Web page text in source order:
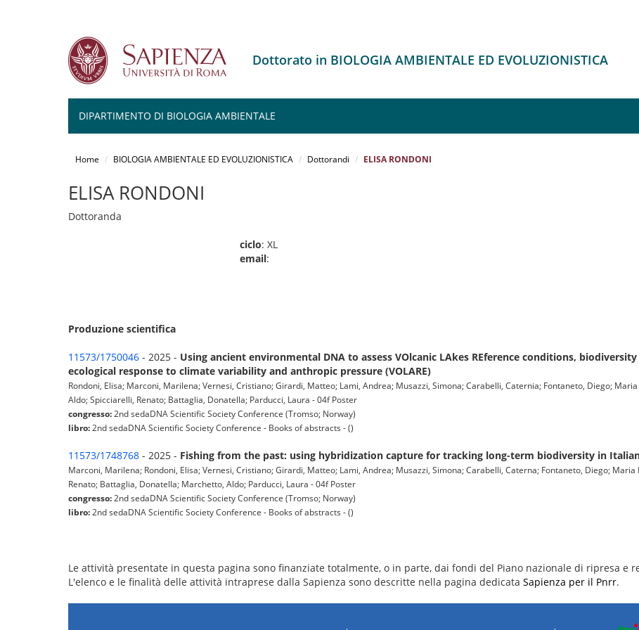
Dottorato in BIOLOGIA AMBIENTALE ED EVOLUZIONISTICA
DIPARTIMENTO DI BIOLOGIA AMBIENTALE
Home BIOLOGIA AMBIENTALE ED EVOLUZIONISTICA Dottorandi ELISA RONDONI
ELISA RONDONI
Dottoranda
ciclo: XL
email:
Produzione scientifica
11573/1750046 - 2025 - Using ancient environmental DNA to assess VOlcanic LAkes REference conditions,
ecological response to climate variability and anthropic pressure (VOLARE)
Rondoni, Elisa; Marconi, Marilena; Vernesi, Cristiano; Girardi, Matteo; Lami, Andrea; Musazzi, Simona; Carabelli, Caternia; Fontaneto, Diego;
Aldo; Spicciarelli, Renato; Battaglia, Donatella; Parducci, Laura - 04f Poster
congresso: 2nd sedaDNA Scientific Society Conference (Tromso; Norway)
libro: 2nd sedaDNA Scientific Society Conference - Books of abstracts - ()
11573/1748768 - 2025 - Fishing from the past: using hybridization capture for tracking long-term biodiversity in
Marconi, Marilena; Rondoni, Elisa; Vernesi, Cristiano; Girardi, Matteo; Lami, Andrea; Musazzi, Simona; Carabelli, Caterna; Fontaneto, Diego; Maria
Renato; Battaglia, Donatella; Marchetto, Aldo; Parducci, Laura - 04f Poster
congresso: 2nd sedaDNA Scientific Society Conference (Tromso; Norway)
libro: 2nd sedaDNA Scientific Society Conference - Books of abstracts - ()
Le attività presentate in questa pagina sono finanziate totalmente, o in parte, dai fondi del Piano nazionale di ripresa e
L'elenco e le finalità delle attività intraprese dalla Sapienza sono descritte nella pagina dedicata Sapienza per il Pnrr.